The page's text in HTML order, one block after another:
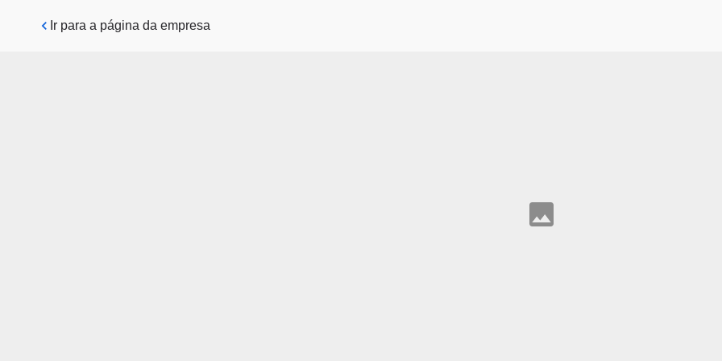
Pular para o conteúdo principal
Ir para a página da empresa